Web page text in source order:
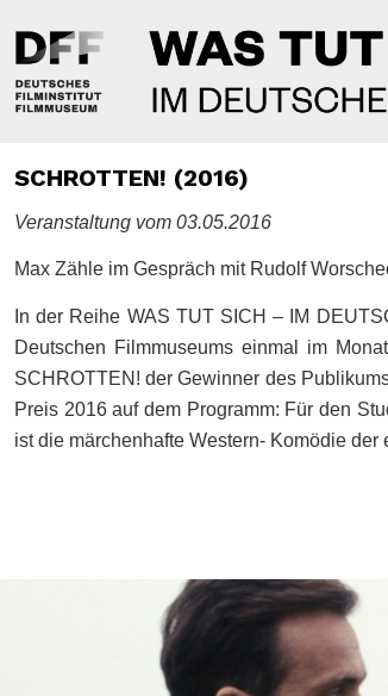
SCHROTTEN! (2016)
Veranstaltung vom 03.05.2016
Max Zähle im Gespräch mit Rudolf
In der Reihe WAS TUT SICH – IM
Deutschen Filmmuseums einmal im
SCHROTTEN! der Gewinner des
Preis 2016 auf dem Programm: Für den
ist die märchenhafte Western- Komödie